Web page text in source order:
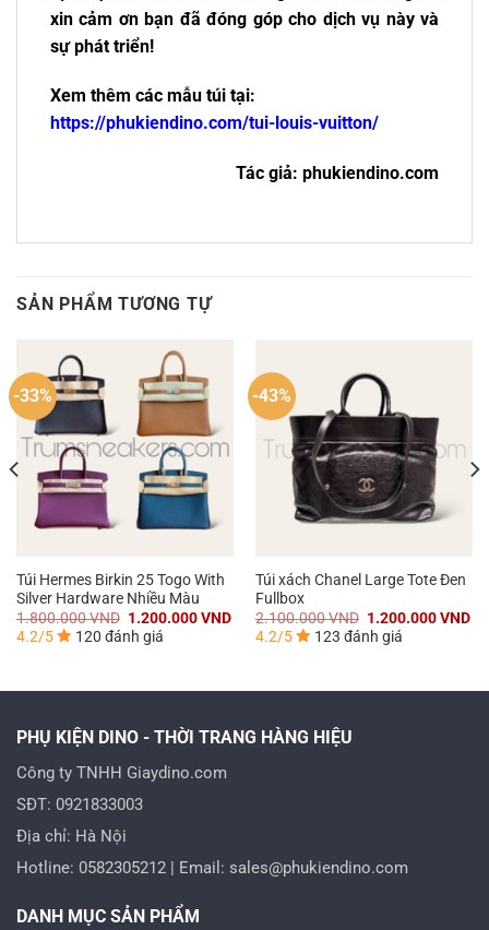
xin cảm ơn bạn đã đóng góp cho dịch vụ này và
sự phát triển!
Xem thêm các mẫu túi tại:
https://phukiendino.com/tui-louis-vuitton/
Tác giả: phukiendino.com
SẢN PHẨM TƯƠNG TỰ
-33%
Túi Hermes Birkin 25 Togo With
Silver Hardware Nhiều Màu
1.800.000VND Giá
gốc
là:
1.200.000VNDGiá
hiện
4.2/5 120 đánh giá
-43%
Túi xách Chanel Large Tote Đen
Fullbox
2.100.000VND Giá
gốc
là:
1.200.000VND
4.2/5 123 đánh giá
PHỤ KIỆN DINO - THỜI TRANG HÀNG HIỆU
Công ty TNHH Giaydino.com
SĐT: 0921833003
Địa chỉ: Hà Nội
Hotline: 0582305212 | Email: sales@phukiendino.com
DANH MỤC SẢN PHẨM